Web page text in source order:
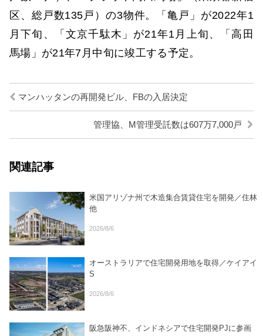
区、総戸数135戸）の3物件。「亀戸」が2022年1
月下旬、「文京千駄木」が21年1月上旬、「高田
馬場」が21年7月中旬に竣工する予定。
マンハッタンの再開発ビル、FBの入居決定
管理協、M管理受託数は607万7,000戸
関連記事
米国アリゾナ州で木造集合賃貸住宅を開発／住林
他
2026/8/6
オーストラリアで住宅開発用地を取得／ケイアイ
S
2026/8/6
阪急阪神不、インドネシアで住宅開発PJに参画